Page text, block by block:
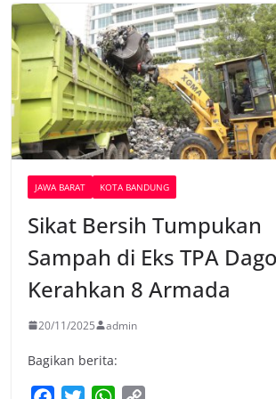
JAWA BARAT KOTA BANDUNG
Sikat Bersih Tumpukan
Sampah di Eks TPA
Kerahkan 8 Armada
20/11/2025 admin
Bagikan berita: